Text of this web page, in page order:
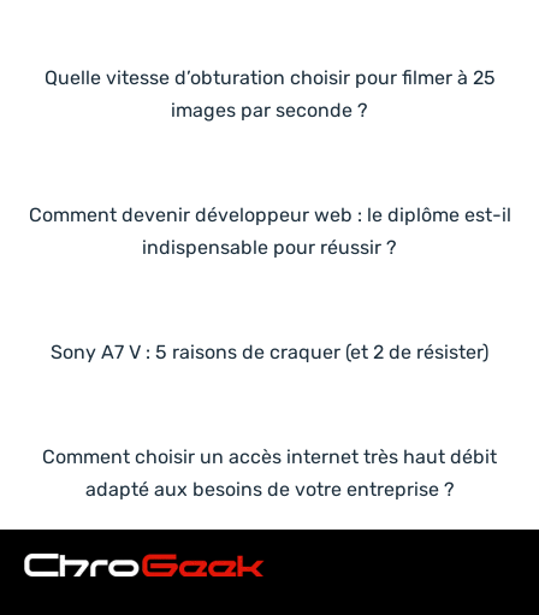
Quelle vitesse d’obturation choisir pour filmer à 25
images par seconde ?
Comment devenir développeur web : le diplôme est-il
indispensable pour réussir ?
Sony A7 V : 5 raisons de craquer (et 2 de résister)
Comment choisir un accès internet très haut débit
adapté aux besoins de votre entreprise ?